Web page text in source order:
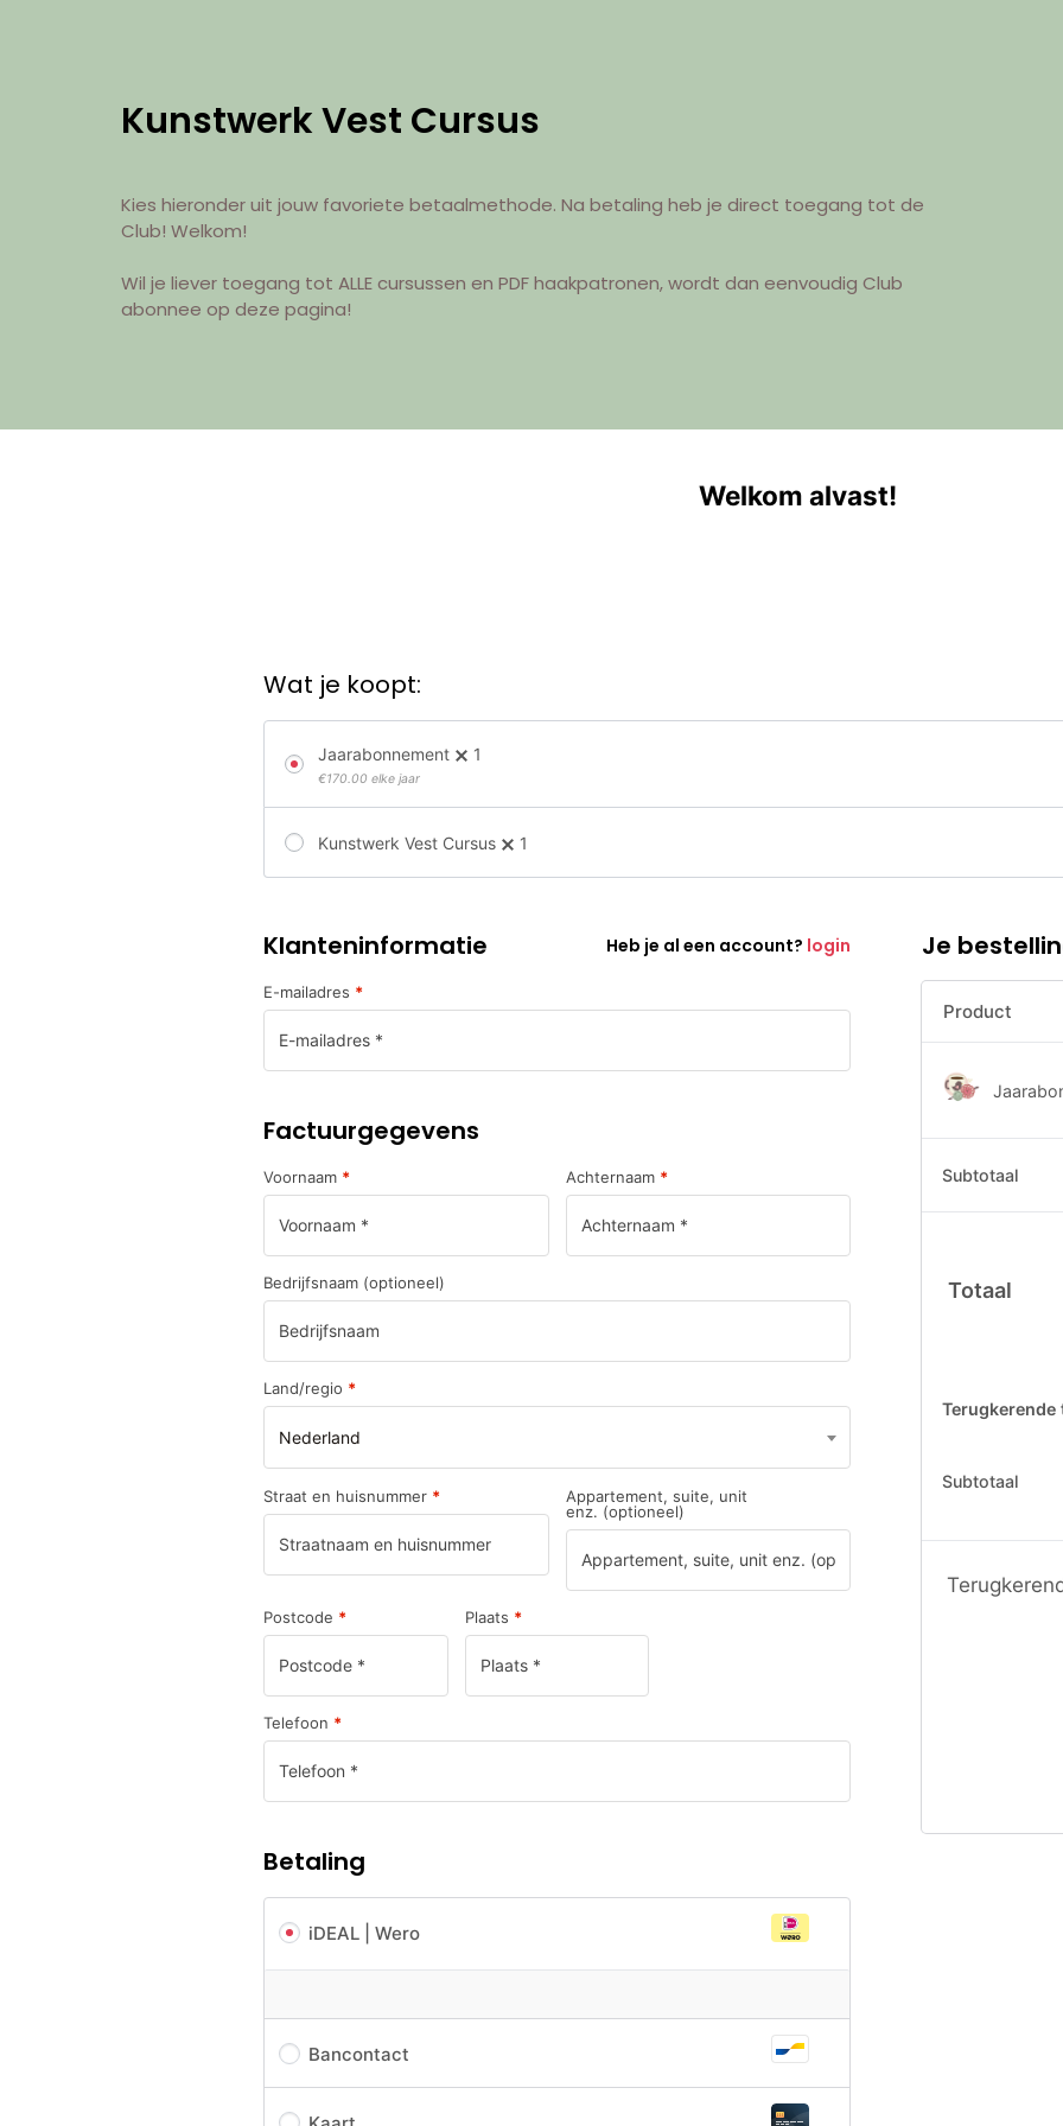
Kunstwerk Vest Cursus
Kies hieronder uit jouw favoriete betaalmethode. Na betaling heb je direct toegang tot de
Club! Welkom!
Wil je liever toegang tot ALLE cursussen en PDF haakpatronen, wordt dan eenvoudig Club
abonnee op deze pagina!
Welkom alvast!
Wat je koopt:
Jaarabonnement 1
€170.00 elke jaar
Kunstwerk Vest Cursus 1
Klanteninformatie Heb je al een account? login
E-mailadres *
Factuurgegevens
Voornaam * Achternaam *
Bedrijfsnaam (optioneel)
Land/regio *
Nederland
Straat en huisnummer *
Appartement, suite, unit
enz. (optioneel)
Postcode * Plaats *
Telefoon *
Betaling
iDEAL | Wero
Bancontact
Je
Product
Subtotaal
Totaal
Terugkerende
Subtotaal